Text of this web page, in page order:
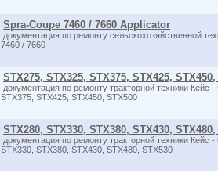
Spra-Coupe 7460 / 7660 Applicator
документация по ремонту сельскохозяйственной
7460 / 7660
STX275, STX325, STX375, STX425,
документация по ремонту тракторной техники Кейс
STX375, STX425, STX450, STX500
STX280, STX330, STX380, STX430,
документация по ремонту тракторной техники Кейс
STX330, STX380, STX430, STX480, STX530